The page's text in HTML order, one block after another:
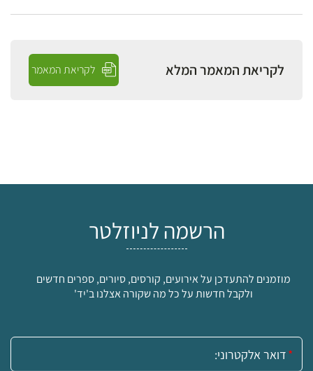
לקריאת המאמר המלא לקריאת המאמר
הרשמה לניוזלטר
מוזמנים להתעדכן על אירועים, קורסים, סיורים, ספרים חדשים
ולקבל חדשות על כל מה שקורה אצלנו ב'יד'
אימייל: